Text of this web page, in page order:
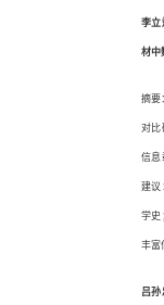
李立
材中
摘要
对比
信息
建议
学史
丰富
吕孙